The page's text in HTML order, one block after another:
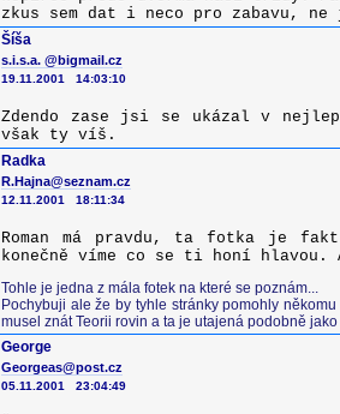
zkus sem dat i neco pro zabavu,
Šíša
s.i.s.a. @bigmail.cz
19.11.2001 14:03:10
Zdendo zase jsi se ukázal v
však ty víš.
Radka
R.Hajna@seznam.cz
12.11.2001 18:11:34
Roman má pravdu, ta fotka je
konečně víme co se ti honí
Tohle je jedna z mála fotek na které se poznám...
Pochybuji ale že by tyhle stránky pomohly
musel znát Teorii rovin a ta je utajená podobně
George
Georgeas@post.cz
05.11.2001 23:04:49